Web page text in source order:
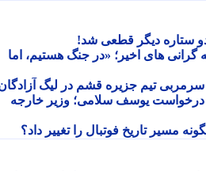
دیگر قطعی شد!
های اخیر؛ «در جنگ هستیم، اما
تیم جزیره قشم در لیگ آزادگان!
یوسف سلامی؛ وزیر خارجه
تاریخ فوتبال را تغییر داد؟